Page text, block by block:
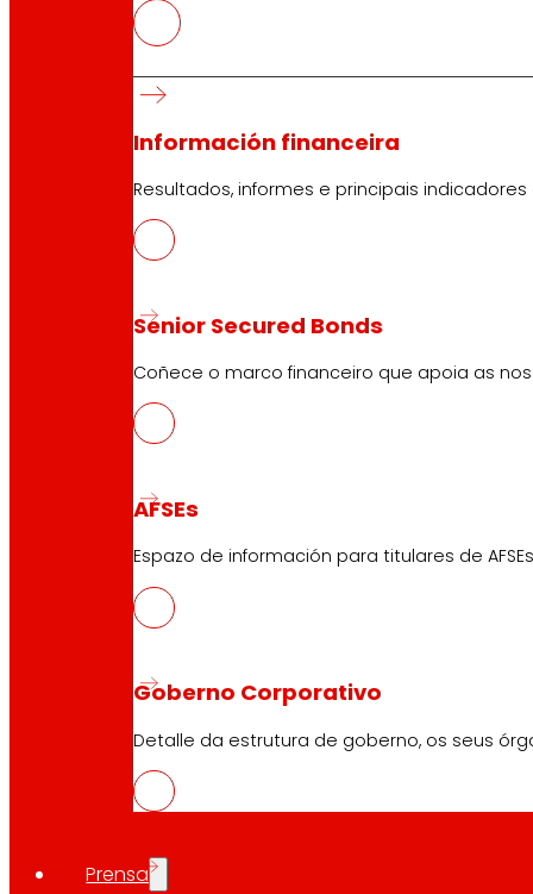
Información financeira
Resultados, informes e principais
Senior Secured Bonds
Coñece o marco financeiro que apoia as
AFSEs
Espazo de información para titulares de
Goberno Corporativo
Detalle da estrutura de goberno, os seus
Prensa
Supermercado en liña
Descanso
Electrónica
Electrodomésticos
Financiamento
Encargos
Atención ao Cliente
Formulario de contacto
Tendas en liña
Retiradas de produto
Formas de pagamento
Premios e recoñecementos